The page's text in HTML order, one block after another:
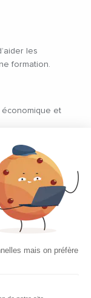
les
formation.
économique et